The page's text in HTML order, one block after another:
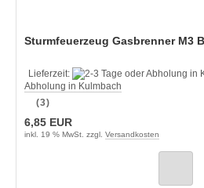
Sturmfeuerzeug Gasbrenner M3
Lieferzeit:
Abholung in Kulmbach
(3)
6,85 EUR
inkl. 19 % MwSt. zzgl. Versandkosten